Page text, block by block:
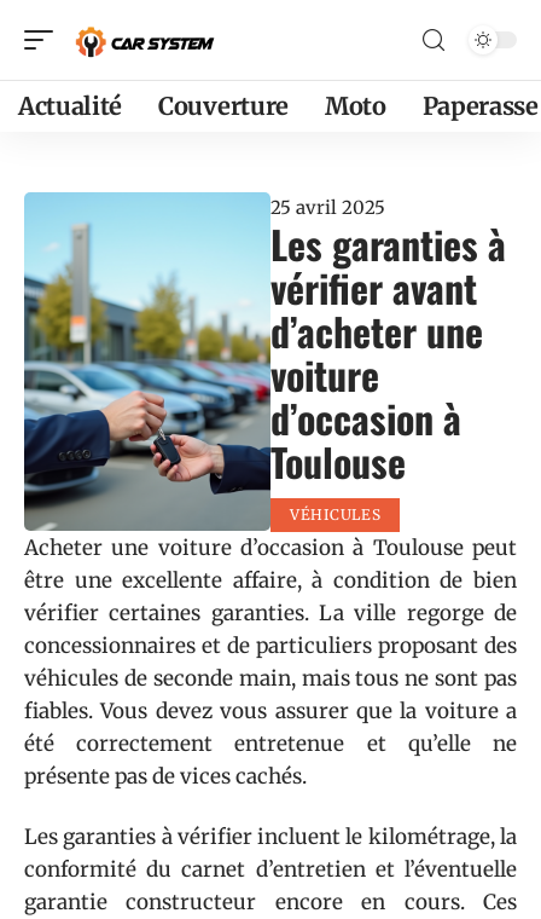
Actualité Couverture Moto
25 avril 2025
Les garanties à
vérifier avant
d’acheter une
voiture
d’occasion à
Toulouse
VÉHICULES
Acheter une voiture d’occasion à Toulouse peut
être une excellente affaire, à condition de bien
vérifier certaines garanties. La ville regorge de
concessionnaires et de particuliers proposant des
véhicules de seconde main, mais tous ne sont pas
fiables. Vous devez vous assurer que la voiture a
été correctement entretenue et qu’elle ne
présente pas de vices cachés.
Les garanties à vérifier incluent le kilométrage, la
conformité du carnet d’entretien et l’éventuelle
garantie constructeur encore en cours. Ces